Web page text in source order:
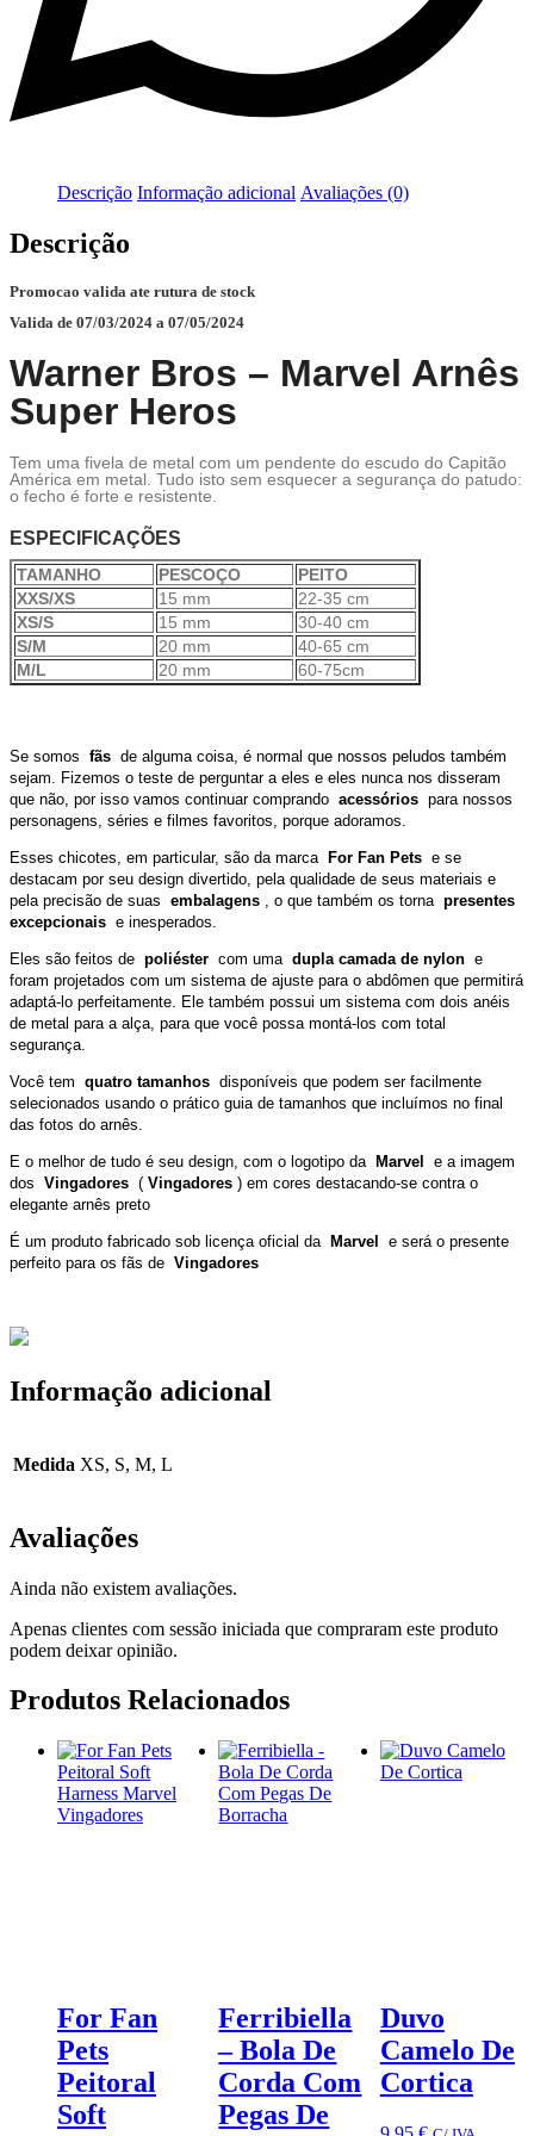
Descrição Informação adicional Avaliações (0)
Descrição
Promocao valida ate rutura de stock
Valida de 07/03/2024 a 07/05/2024
Warner Bros – Marvel Arnês
Super Heros
Tem uma fivela de metal com um pendente do escudo do Capitão
América em metal. Tudo isto sem esquecer a segurança do patudo:
o fecho é forte e resistente.
ESPECIFICAÇÕES
TAMANHO PESCOÇO
PEITO
XXS/XS
15 mm
22-35 cm
XS/S
15 mm
30-40 cm
S/M
20 mm
40-65 cm
M/L
20 mm 60-75cm
Se somos fãs de alguma coisa, é normal que nossos peludos também
sejam.
Fizemos o teste de perguntar a eles e eles nunca nos disseram
que não, por isso vamos continuar comprando acessórios para nossos
personagens, séries e filmes favoritos, porque adoramos.
Esses chicotes, em particular, são da marca For Fan Pets e se
destacam por seu design divertido, pela qualidade de seus materiais e
pela precisão de suas embalagens , o que também os torna presentes
excepcionais e inesperados.
Eles são feitos de poliéster com uma dupla camada de nylon e
foram projetados com um sistema de ajuste para o abdômen que permitirá
adaptá-lo perfeitamente.
Ele também possui um sistema com dois anéis
de metal para a alça, para que você possa montá-los com total
segurança.
Você tem quatro tamanhos disponíveis que podem ser facilmente
selecionados usando o prático guia de tamanhos que incluímos no final
das fotos do arnês.
E o melhor de tudo é seu design, com o logotipo da Marvel
e a imagem
dos Vingadores ( Vingadores ) em cores destacando-se contra o
elegante arnês preto
É um produto fabricado sob licença oficial da Marvel
e será o presente
perfeito para os fãs de Vingadores
Informação adicional
Medida XS, S, M, L
Avaliações
Ainda não existem avaliações.
Apenas clientes com sessão iniciada que compraram este produto
podem deixar opinião.
Produtos Relacionados
For Fan
Pets
Peitoral
Soft
Ferribiella
– Bola De
Corda Com
Pegas De
Duvo
Camelo De
Cortica